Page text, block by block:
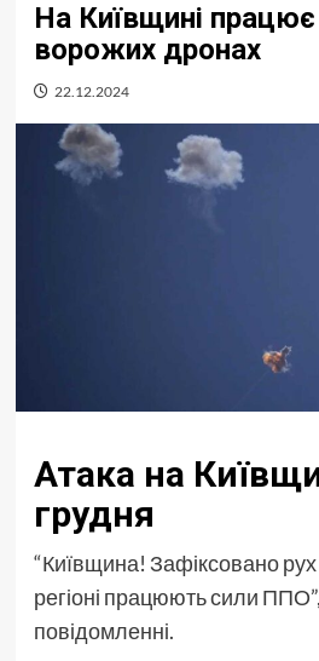
На Київщині
ворожих дронах
22.12.2024
Атака на
грудня
“Київщина! Зафіксовано
регіоні працюють сили
повідомленні.